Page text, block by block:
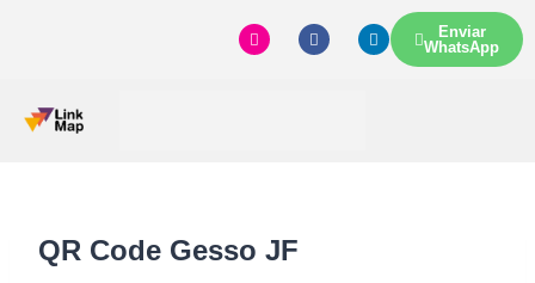
Enviar
WhatsApp
QR Code Gesso JF